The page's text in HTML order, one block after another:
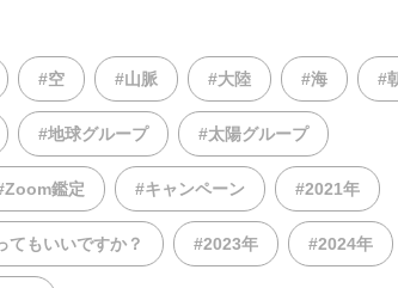
#空 #山脈 #大陸 #海 #
#地球グループ #太陽グループ
鑑定 #キャンペーン #2021年
てもいいですか？ #2023年 #2024年